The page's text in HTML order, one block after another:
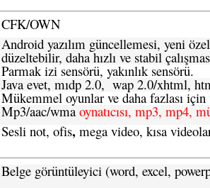
CFK/OWN
Android yazılım güncellemesi, yeni
düzeltebilir, daha hızlı ve stabil
Parmak izi sensörü, yakınlık sensörü.
Java evet, mıdp 2.0, wap 2.0/xhtml,
Mükemmel oyunlar ve daha fazlası için
Mp3/aac/wmaoynatıcısı, mp3, mp4,
Sesli not, ofis, mega video, kısa
Belge görüntüleyici (word, excel,